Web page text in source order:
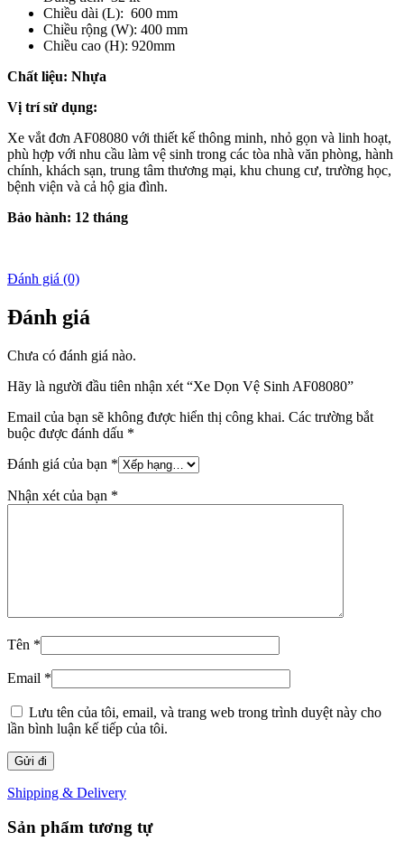
Chiều dài (L): 600 mm
Chiều rộng (W): 400 mm
Chiều cao (H): 920mm
Chất liệu: Nhựa
Vị trí sử dụng:
Xe vắt đơn AF08080 với thiết kế thông minh, nhỏ gọn và linh hoạt,
phù hợp với nhu cầu làm vệ sinh trong các tòa nhà văn phòng, hành
chính, khách sạn, trung tâm thương mại, khu chung cư, trường học,
bệnh viện và cả hộ gia đình.
Bảo hành: 12 tháng
Đánh giá (0)
Đánh giá
Chưa có đánh giá nào.
Hãy là người đầu tiên nhận xét “Xe Dọn Vệ Sinh AF08080”
Email của bạn sẽ không được hiển thị công khai. Các trường bắt
buộc được đánh dấu *
Đánh giá của bạn *
Nhận xét của bạn *
Tên *
Email *
Lưu tên của tôi, email, và trang web trong trình duyệt này cho
lần bình luận kế tiếp của tôi.
Shipping & Delivery
Sản phẩm tương tự